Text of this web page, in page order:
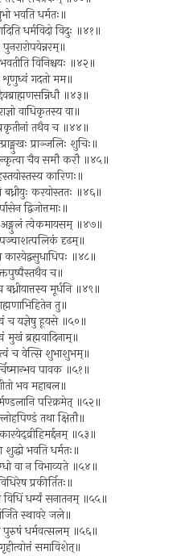
भवति धर्मतः॥
धर्मविदो विदुः ॥४१॥
विनिश्चयः ॥४२॥
शृणुध्वं गदतो मम॥
॥४३॥
वाधिकृतस्य वा॥
प्रकृतीनां तथैव च ॥४४॥
प्राञ्जलिः शुचिः॥
चैव समौ करौ ॥४५॥
कारिणः॥
बध्नीयुः करयोस्ततः ॥४६॥
द्विजोत्तमाः॥
त्वेकमायसम् ॥४७॥
दृढम्॥
॥४८॥
च॥
मूर्धनि ॥४९॥
तु॥
च यज्ञेषु हूयसे ॥५०॥
मुखं ब्रह्मवादिनाम्॥
च वेत्सि शुभाशुभम्॥
पावक ॥५१॥
भव महाबल॥
परिक्रमेत् ॥५२॥
तथा क्षितौ॥
॥५३॥
शुद्धो भवति धर्मतः॥
वा न विभाव्यते ॥५४॥
प्रकीर्तितः॥
विधिं धर्म्यं सनातनम् ॥५५॥
स्थावरे जले॥
पुरुषं धर्मवत्सलम् ॥५६॥
समाविशेत्॥